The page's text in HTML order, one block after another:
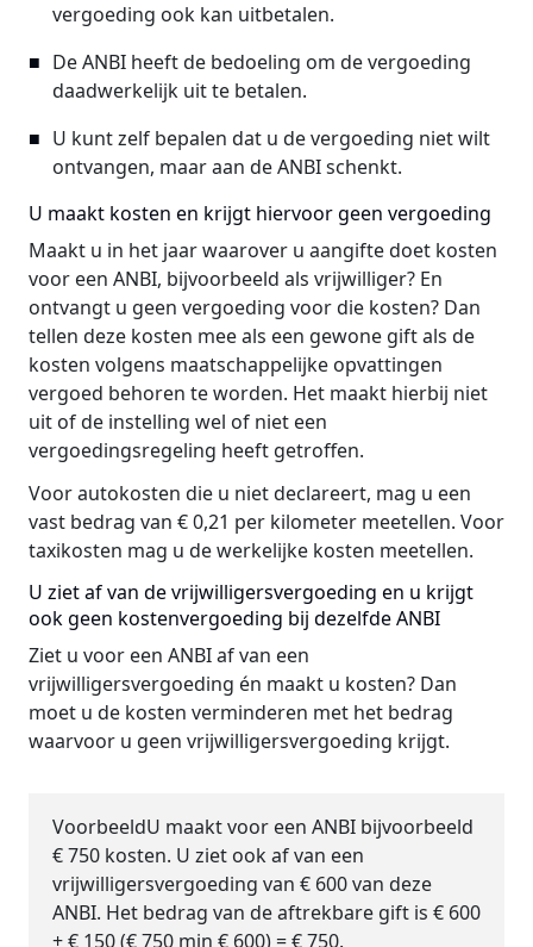
vergoeding ook kan uitbetalen.
De ANBI heeft de bedoeling om de vergoeding
daadwerkelijk uit te betalen.
U kunt zelf bepalen dat u de vergoeding niet wilt
ontvangen, maar aan de ANBI schenkt.
U maakt kosten en krijgt hiervoor geen vergoeding
Maakt u in het jaar waarover u aangifte doet kosten
voor een ANBI, bijvoorbeeld als vrijwilliger? En
ontvangt u geen vergoeding voor die kosten? Dan
tellen deze kosten mee als een gewone gift als de
kosten volgens maatschappelijke opvattingen
vergoed behoren te worden. Het maakt hierbij niet
uit of de instelling wel of niet een
vergoedingsregeling heeft getroffen.
Voor autokosten die u niet declareert, mag u een
vast bedrag van € 0,21 per kilometer meetellen. Voor
taxikosten mag u de werkelijke kosten meetellen.
U ziet af van de vrijwilligersvergoeding en u krijgt
ook geen kostenvergoeding bij dezelfde ANBI
Ziet u voor een ANBI af van een
vrijwilligersvergoeding én maakt u kosten? Dan
moet u de kosten verminderen met het bedrag
waarvoor u geen vrijwilligersvergoeding krijgt.
VoorbeeldU maakt voor een ANBI bijvoorbeeld
€ 750 kosten. U ziet ook af van een
vrijwilligersvergoeding van € 600 van deze
ANBI. Het bedrag van de aftrekbare gift is € 600
+ € 150 (€ 750 min € 600) = € 750.